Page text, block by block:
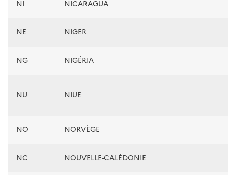
NI NICARAGUA
NE NIGER
NG NIGÉRIA
NU NIUE
NO NORVÈGE
NC NOUVELLE-CALÉDONIE